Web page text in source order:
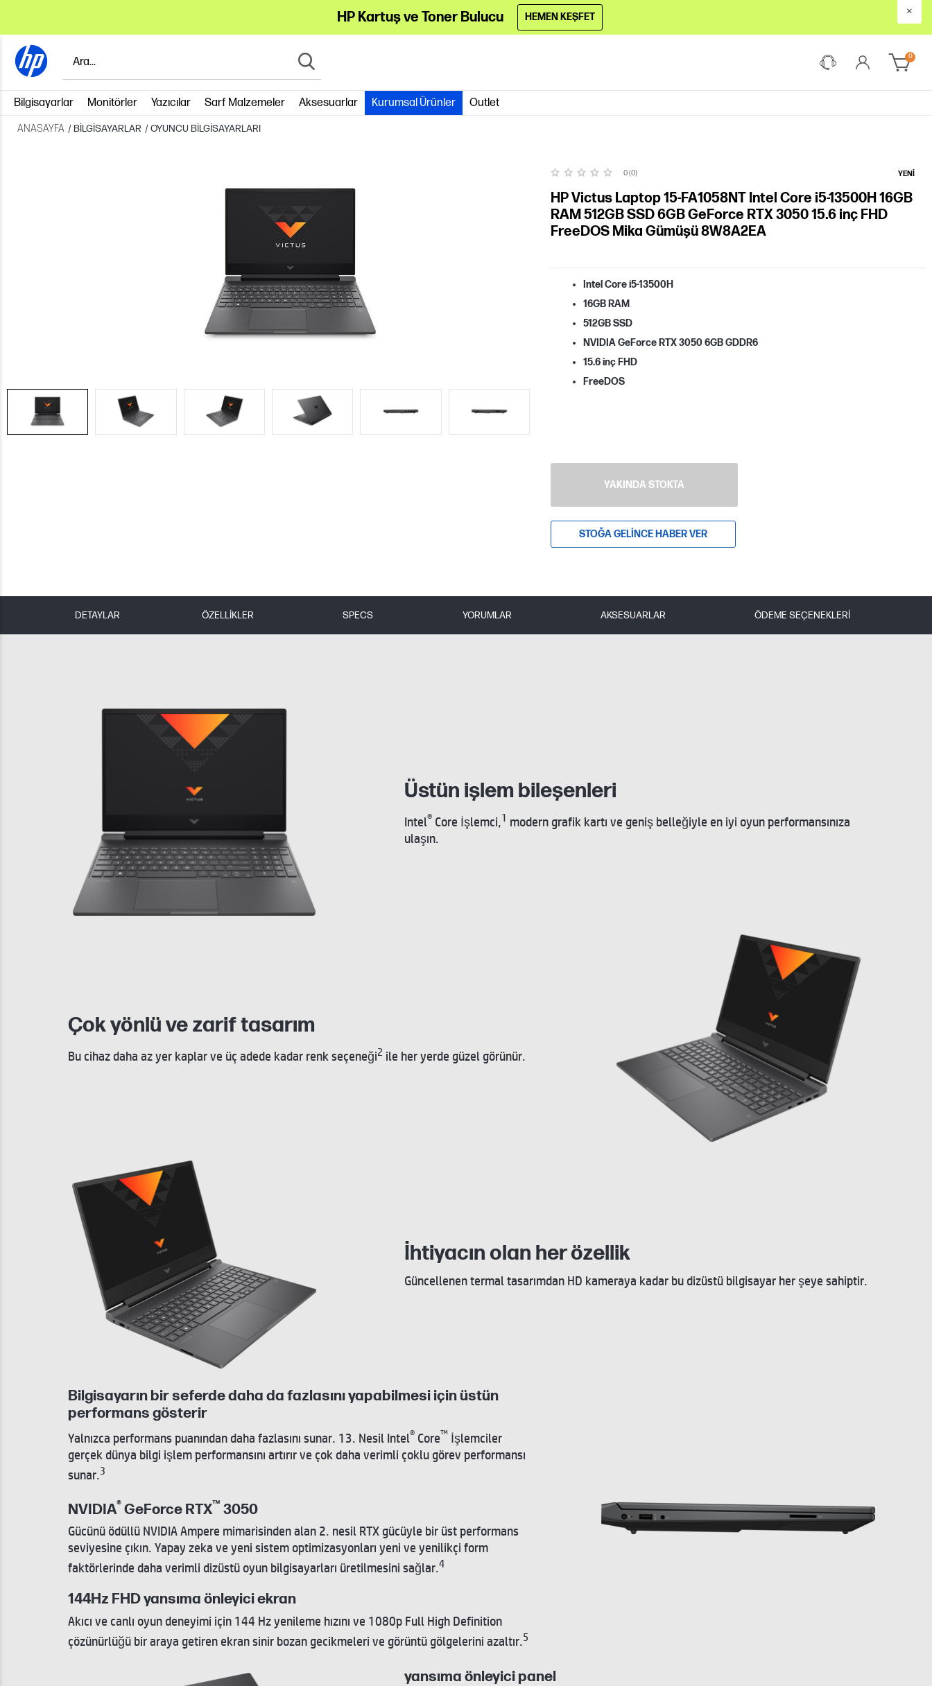
HP Kartuş ve Toner Bulucu HEMEN KEŞFET ×
0
Bilgisayarlar Monitörler Yazıcılar Sarf Malzemeler Aksesuarlar Kurumsal Ürünler Outlet
ANASAYFA /BILGISAYARLAR /OYUNCU BILGISAYARLARI
YENI
0 (0)
HP Victus Laptop 15-FA1058NT Intel Core i5-13500H 16GB
RAM 512GB SSD 6GB GeForce RTX 3050 15.6 inç FHD
FreeDOS Mika Gümüşü 8W8A2EA
Intel Core i5-13500H
16GB RAM
512GB SSD
NVIDIA GeForce RTX 3050 6GB GDDR6
15.6 inç FHD
FreeDOS
YAKINDA STOKTA
STOĞA GELINCE HABER VER
DETAYLAR ÖZELLİKLER SPECS YORUMLAR AKSESUARLAR ÖDEME SEÇENEKLERI
Üstün işlem bileşenleri
Intel® Core İşlemci,1 modern grafik kartı ve geniş belleğiyle en iyi oyun performansınıza
ulaşın.
Çok yönlü ve zarif tasarım
Bu cihaz daha az yer kaplar ve üç adede kadar renk seçeneği2 ile her yerde güzel görünür.
İhtiyacın olan her özellik
Güncellenen termal tasarımdan HD kameraya kadar bu dizüstü bilgisayar her şeye sahiptir.
Bilgisayarın bir seferde daha da fazlasını yapabilmesi için üstün
performans gösterir
Yalnızca performans puanından daha fazlasını sunar. 13. Nesil Intel® Core™ İşlemciler
gerçek dünya bilgi işlem performansını artırır ve çok daha verimli çoklu görev performansı
sunar.3
NVIDIA®GeForce RTX™ 3050
Gücünü ödüllü NVIDIA Ampere mimarisinden alan 2. nesil RTX gücüyle bir üst performans
seviyesine çıkın. Yapay zeka ve yeni sistem optimizasyonları yeni ve yenilikçi form
faktörlerinde daha verimli dizüstü oyun bilgisayarları üretilmesini sağlar.4
144Hz FHD yansıma önleyici ekran
Akıcı ve canlı oyun deneyimi için 144 Hz yenileme hızını ve 1080p Full High Definition
çözünürlüğü bir araya getiren ekran sinir bozan gecikmeleri ve görüntü gölgelerini azaltır.5
yansıma önleyici panel